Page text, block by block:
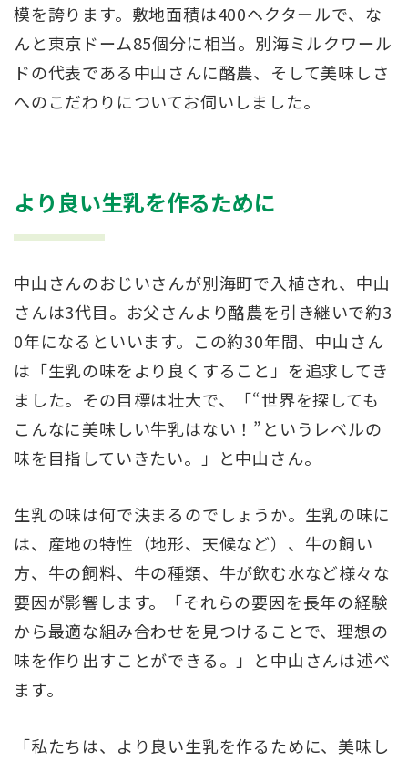
模を誇ります。敷地面積は400ヘクタールで、な
んと東京ドーム85個分に相当。別海ミルクワール
ドの代表である中山さんに酪農、そして美味しさ
へのこだわりについてお伺いしました。
より良い生乳を作るために
中山さんのおじいさんが別海町で入植され、中山
さんは3代目。お父さんより酪農を引き継いで約3
0年になるといいます。この約30年間、中山さん
は「生乳の味をより良くすること」を追求してき
ました。その目標は壮大で、「“世界を探しても
こんなに美味しい牛乳はない！”というレベルの
味を目指していきたい。」と中山さん。
生乳の味は何で決まるのでしょうか。生乳の味に
は、産地の特性（地形、天候など）、牛の飼い
方、牛の飼料、牛の種類、牛が飲む水など様々な
要因が影響します。「それらの要因を長年の経験
から最適な組み合わせを見つけることで、理想の
味を作り出すことができる。」と中山さんは述べ
ます。
「私たちは、より良い生乳を作るために、美味し